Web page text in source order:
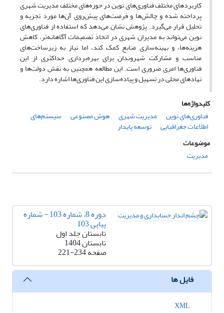
کاربردهای مختلف فناوری‌های نوین در حوزه‌های مختلف مدیریت شهری
پرداخته شده و چالش‌ها و فرصت‌های پیش‌روی آن‌ها مورد تجزیه و
تحلیل قرار می‌گیرد. پژوهش نشان می‌دهد که استفاده از فناوری‌های
نوین می‌تواند به مدیران شهری در اتخاذ تصمیمات آگاهانه‌تر، کاهش
هزینه‌ها، و بهینه‌سازی منابع کمک کند، اما نیاز به زیرساخت‌های
مناسب و مشارکت شهروندان برای بهره‌برداری حداکثری از این
فناوری‌ها امری ضروری است. این مطالعه همچنین به نقش دولت‌ها و
نهادهای محلی در تسهیل و پیاده‌سازی این فناوری‌ها اشاره دارد.
کلیدواژه‌ها
فناوری‌های نوین
مدیریت شهری هوش مصنوعی سیستم‌های
اطلاعات جغرافیایی
توسعه پایدار
موضوعات
مدیریت
دوره 8، شماره 103 - شماره
پیاپی 103
تابستان جلد اول
تابستان 1404
صفحه221-234
فایل ها